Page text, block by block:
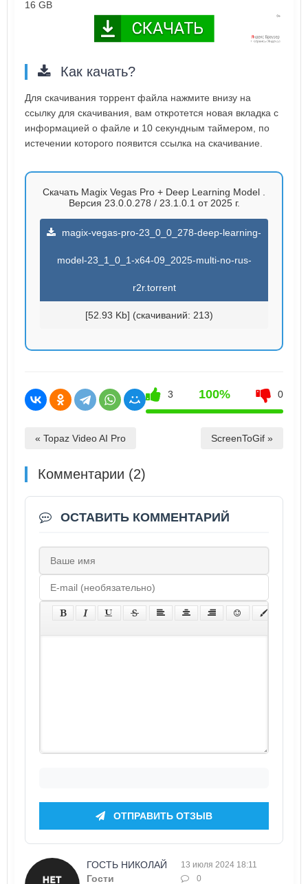
16 GB
Как качать?
Для скачивания торрент файла нажмите внизу на
ссылку для скачивания, вам откротется новая вкладка с
информацией о файле и 10 секундным таймером, по
истечении которого появится ссылка на скачивание.
Скачать Magix Vegas Pro + Deep Learning Model .
Версия 23.0.0.278 / 23.1.0.1 от 2025 г.
magix-vegas-pro-23_0_0_278-deep-learning-
model-23_1_0_1-x64-09_2025-multi-no-rus-
r2r.torrent
[52.93 Kb] (cкачиваний: 213)
3 100% 0
« Topaz Video AI Pro ScreenToGif »
Комментарии (2)
ОСТАВИТЬ КОММЕНТАРИЙ
ОТПРАВИТЬ ОТЗЫВ
ГОСТЬ НИКОЛАЙ
Гости
13 июля 2024 18:11
0